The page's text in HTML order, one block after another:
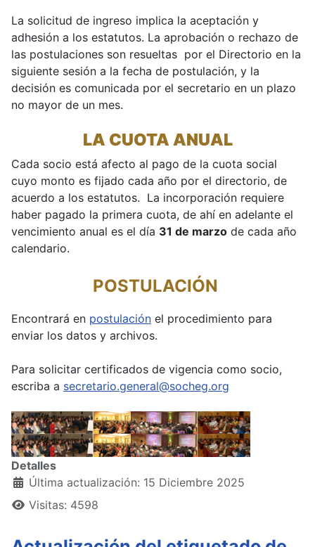
La solicitud de ingreso implica la aceptación y
adhesión a los estatutos. La aprobación o rechazo de
las postulaciones son resueltas por el Directorio en la
siguiente sesión a la fecha de postulación, y la
decisión es comunicada por el secretario en un plazo
no mayor de un mes.
LA CUOTA ANUAL
Cada socio está afecto al pago de la cuota social
cuyo monto es fijado cada año por el directorio, de
acuerdo a los estatutos. La incorporación requiere
haber pagado la primera cuota, de ahí en adelante el
vencimiento anual es el día 31 de marzo de cada año
calendario.
POSTULACIÓN
Encontrará en postulación el procedimiento para
enviar los datos y archivos.
Para solicitar certificados de vigencia como socio,
escriba a secretario.general@socheg.org
Detalles
Última actualización: 15 Diciembre 2025
Visitas: 4598